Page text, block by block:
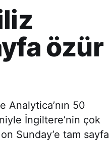
özür
Analytica’nın 50
İngiltere’nin çok
Sunday’e tam sayfa